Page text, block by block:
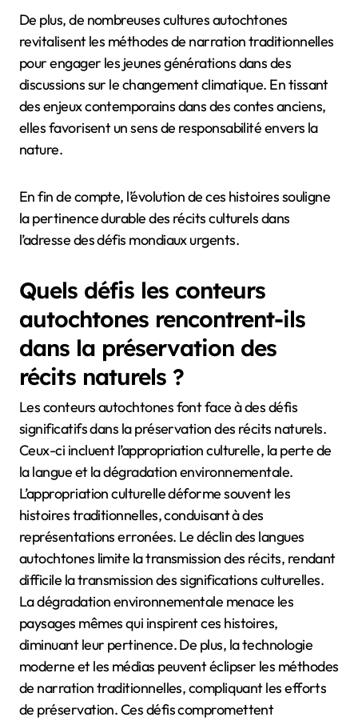
De plus, de nombreuses cultures autochtones
revitalisent les méthodes de narration traditionnelles
pour engager les jeunes générations dans des
discussions sur le changement climatique. En tissant
des enjeux contemporains dans des contes anciens,
elles favorisent un sens de responsabilité envers la
nature.
En fin de compte, l’évolution de ces histoires souligne
la pertinence durable des récits culturels dans
l’adresse des défis mondiaux urgents.
Quels défis les conteurs
autochtones rencontrent-ils
dans la préservation des
récits naturels ?
Les conteurs autochtones font face à des défis
significatifs dans la préservation des récits naturels.
Ceux-ci incluent l’appropriation culturelle, la perte de
la langue et la dégradation environnementale.
L’appropriation culturelle déforme souvent les
histoires traditionnelles, conduisant à des
représentations erronées. Le déclin des langues
autochtones limite la transmission des récits, rendant
difficile la transmission des significations culturelles.
La dégradation environnementale menace les
paysages mêmes qui inspirent ces histoires,
diminuant leur pertinence. De plus, la technologie
moderne et les médias peuvent éclipser les méthodes
de narration traditionnelles, compliquant les efforts
de préservation. Ces défis compromettent